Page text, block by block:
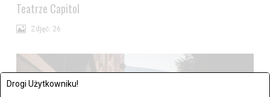
Drogi Użytkowniku!
Teatrze Capitol
Zdjęć: 26